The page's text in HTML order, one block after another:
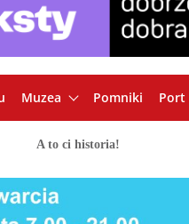
Muzea Pomniki Port
A to ci historia!